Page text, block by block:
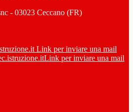
- 03023 Ceccano (FR)
Link per inviare una mail
Link per inviare una mail